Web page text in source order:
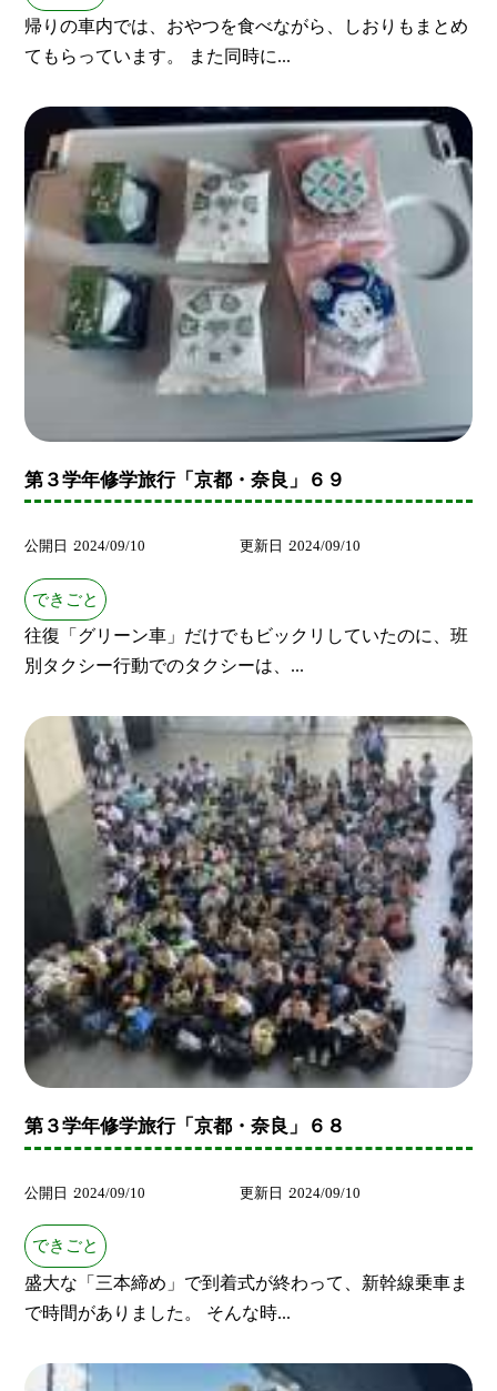
帰りの車内では、おやつを食べながら、しおりもまとめ
てもらっています。 また同時に...
第３学年修学旅行「京都・奈良」６９
公開日 2024/09/10 更新日 2024/09/10
できごと
往復「グリーン車」だけでもビックリしていたのに、班
別タクシー行動でのタクシーは、...
第３学年修学旅行「京都・奈良」６８
公開日 2024/09/10 更新日 2024/09/10
できごと
盛大な「三本締め」で到着式が終わって、新幹線乗車ま
で時間がありました。 そんな時...